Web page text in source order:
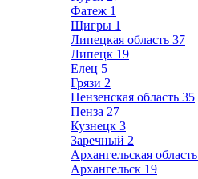
Фатеж 1
Щигры 1
Липецкая область 37
Липецк 19
Елец 5
Грязи 2
Пензенская область 35
Пенза 27
Кузнецк 3
Заречный 2
Архангельская область
Архангельск 19